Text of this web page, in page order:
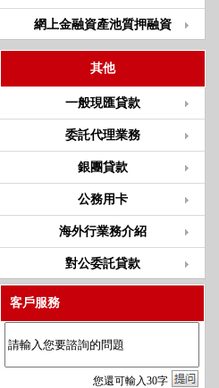
網上金融資產池質押融資
其他
一般現匯貸款
委託代理業務
銀團貸款
公務用卡
海外行業務介紹
對公委託貸款
客戶服務
您還可輸入30字